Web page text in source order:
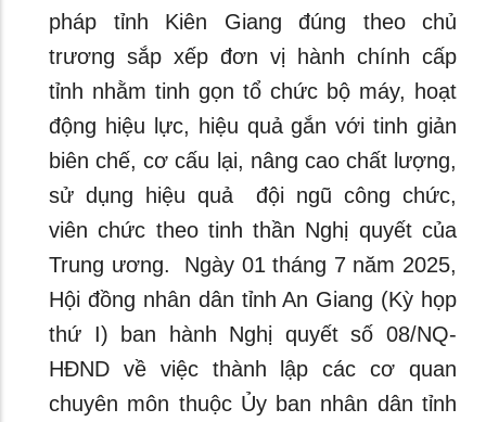
pháp tỉnh Kiên Giang đúng theo chủ
trương sắp xếp đơn vị hành chính cấp
tỉnh nhằm tinh gọn tổ chức bộ máy, hoạt
động hiệu lực, hiệu quả gắn với tinh giản
biên chế, cơ cấu lại, nâng cao chất lượng,
sử dụng hiệu quả đội ngũ công chức,
viên chức theo tinh thần Nghị quyết của
Trung ương. Ngày 01 tháng 7 năm 2025,
Hội đồng nhân dân tỉnh An Giang (Kỳ họp
thứ I) ban hành Nghị quyết số 08/NQ-
HĐND về việc thành lập các cơ quan
chuyên môn thuộc Ủy ban nhân dân tỉnh